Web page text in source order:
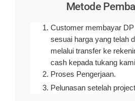
Metode
Customer membayar
sesuai harga yang telah
melalui transfer ke
cash kepada tukang
Proses Pengerjaan.
Pelunasan setelah